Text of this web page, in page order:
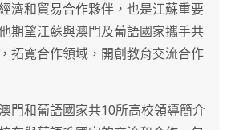
濟和貿易合作夥伴，也是江蘇重要
期望江蘇與澳門及葡語國家攜手共
拓寬合作領域，開創教育交流合作
門和葡語國家共10所高校領導簡介